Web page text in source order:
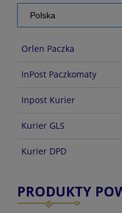
Orlen Paczka
InPost Paczkomaty
Inpost Kurier
Kurier GLS
Kurier DPD
PRODUKTY